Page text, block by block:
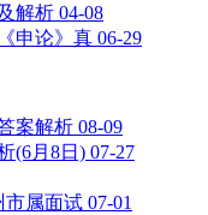
解析 04-08
申论》真 06-29
案解析 08-09
(6月8日) 07-27
市属面试 07-01